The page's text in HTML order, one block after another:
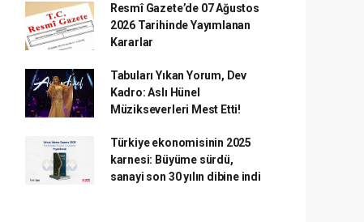
Resmî Gazete’de 07 Ağustos
2026 Tarihinde Yayımlanan
Kararlar
Tabuları Yıkan Yorum, Dev
Kadro: Aslı Hünel
Müzikseverleri Mest Etti!
Türkiye ekonomisinin 2025
karnesi: Büyüme sürdü,
sanayi son 30 yılın dibine indi